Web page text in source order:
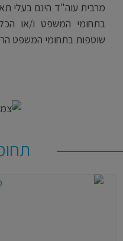
מרבית עוה"ד הינם בעלי
בתחומי המשפט ו/או
שוטפות בתחומי המשפט